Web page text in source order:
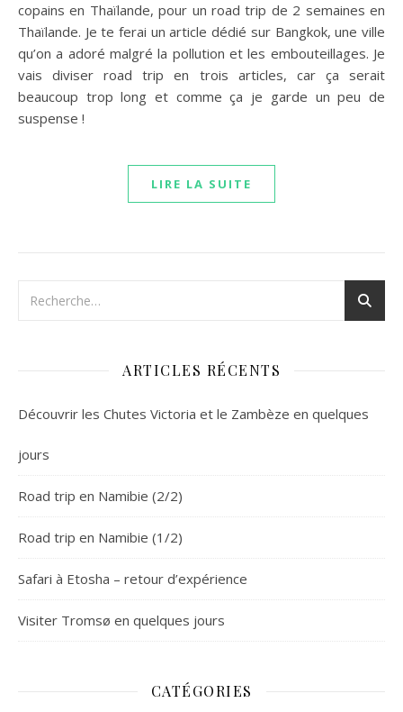
copains en Thaïlande, pour un road trip de 2 semaines en
Thaïlande. Je te ferai un article dédié sur Bangkok, une ville
qu’on a adoré malgré la pollution et les embouteillages. Je
vais diviser road trip en trois articles, car ça serait
beaucoup trop long et comme ça je garde un peu de
suspense !
LIRE LA SUITE
ARTICLES RÉCENTS
Découvrir les Chutes Victoria et le Zambèze en quelques
jours
Road trip en Namibie (2/2)
Road trip en Namibie (1/2)
Safari à Etosha – retour d’expérience
Visiter Tromsø en quelques jours
CATÉGORIES